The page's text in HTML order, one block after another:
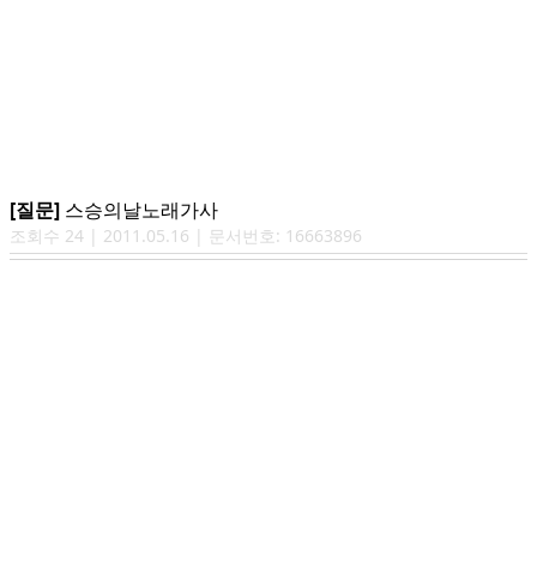
[질문] 스승의날노래가사
조회수 24 | 2011.05.16 | 문서번호: 16663896